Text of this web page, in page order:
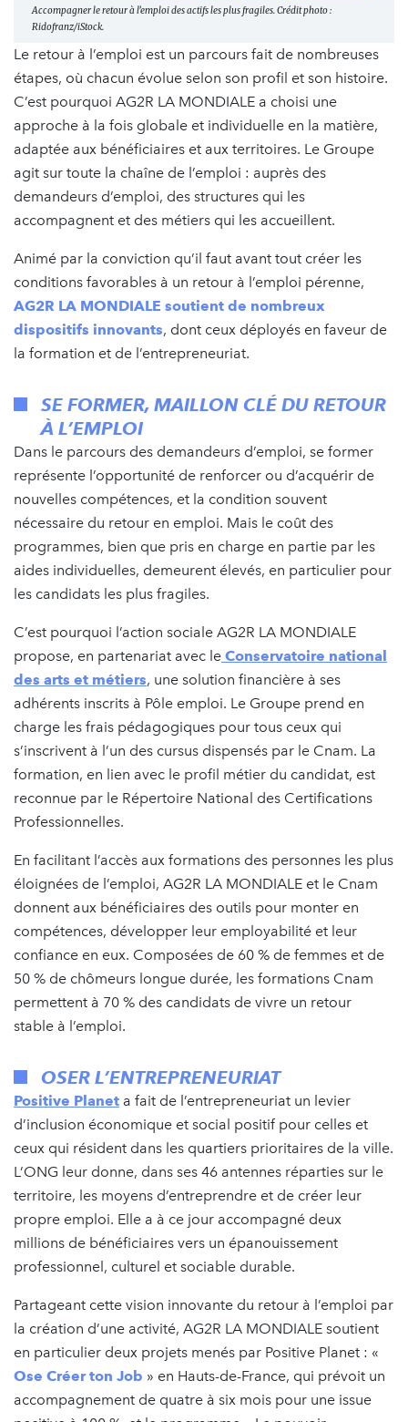
Accompagner le retour à l’emploi des actifs les plus fragiles. Crédit photo :
Ridofranz/iStock.
Le retour à l’emploi est un parcours fait de nombreuses
étapes, où chacun évolue selon son profil et son histoire.
C’est pourquoi AG2R LA MONDIALE a choisi une
approche à la fois globale et individuelle en la matière,
adaptée aux bénéficiaires et aux territoires. Le Groupe
agit sur toute la chaîne de l’emploi : auprès des
demandeurs d’emploi, des structures qui les
accompagnent et des métiers qui les accueillent.
Animé par la conviction qu’il faut avant tout créer les
conditions favorables à un retour à l’emploi pérenne,
AG2R LA MONDIALE soutient de nombreux
dispositifs innovants, dont ceux déployés en faveur de
la formation et de l’entrepreneuriat.
SE FORMER, MAILLON CLÉ DU RETOUR
À L’EMPLOI
Dans le parcours des demandeurs d’emploi, se former
représente l’opportunité de renforcer ou d’acquérir de
nouvelles compétences, et la condition souvent
nécessaire du retour en emploi. Mais le coût des
programmes, bien que pris en charge en partie par les
aides individuelles, demeurent élevés, en particulier pour
les candidats les plus fragiles.
C’est pourquoi l’action sociale AG2R LA MONDIALE
propose, en partenariat avec le Conservatoire national
des arts et métiers, une solution financière à ses
adhérents inscrits à Pôle emploi. Le Groupe prend en
charge les frais pédagogiques pour tous ceux qui
s’inscrivent à l’un des cursus dispensés par le Cnam. La
formation, en lien avec le profil métier du candidat, est
reconnue par le Répertoire National des Certifications
Professionnelles.
En facilitant l’accès aux formations des personnes les plus
éloignées de l’emploi, AG2R LA MONDIALE et le Cnam
donnent aux bénéficiaires des outils pour monter en
compétences, développer leur employabilité et leur
confiance en eux. Composées de 60 % de femmes et de
50 % de chômeurs longue durée, les formations Cnam
permettent à 70 % des candidats de vivre un retour
stable à l’emploi.
OSER L’ENTREPRENEURIAT
Positive Planet a fait de l’entrepreneuriat un levier
d’inclusion économique et social positif pour celles et
ceux qui résident dans les quartiers prioritaires de la ville.
L’ONG leur donne, dans ses 46 antennes réparties sur le
territoire, les moyens d’entreprendre et de créer leur
propre emploi. Elle a à ce jour accompagné deux
millions de bénéficiaires vers un épanouissement
professionnel, culturel et sociable durable.
Partageant cette vision innovante du retour à l’emploi par
la création d’une activité, AG2R LA MONDIALE soutient
en particulier deux projets menés par Positive Planet : «
Ose Créer ton Job » en Hauts-de-France, qui prévoit un
accompagnement de quatre à six mois pour une issue